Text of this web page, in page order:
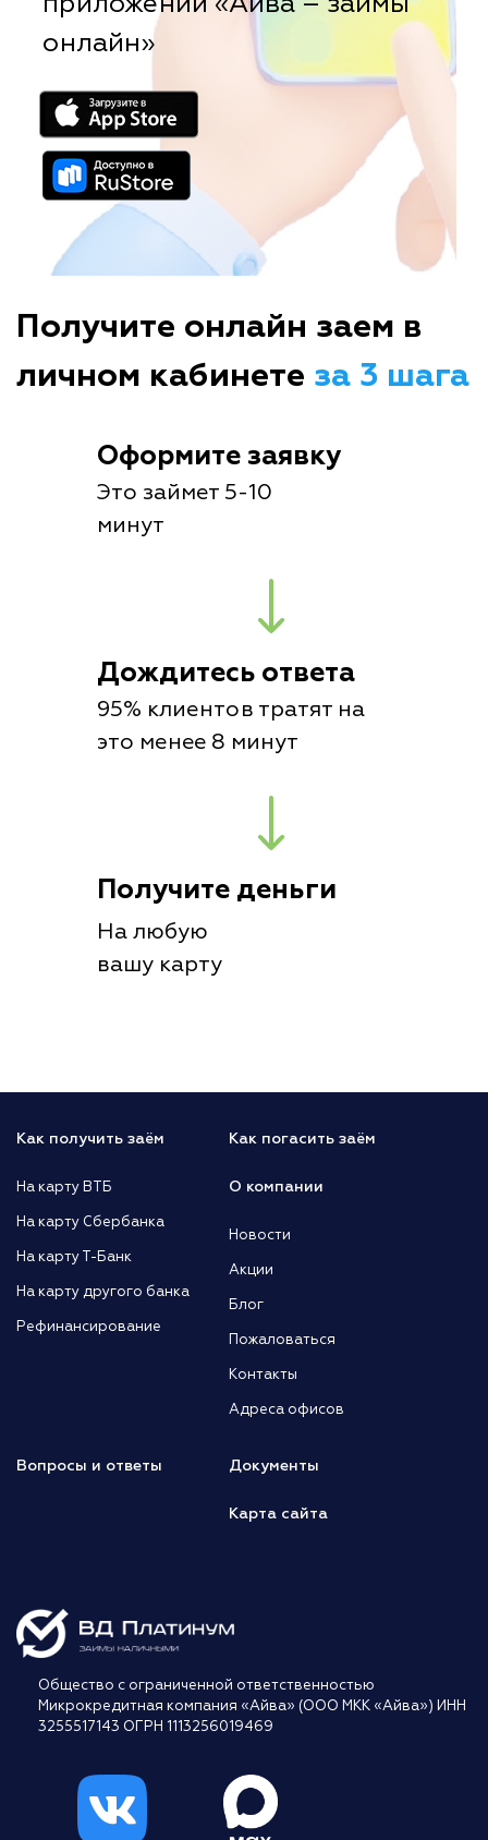
онлайн»
Получите онлайн заем в
личном кабинете за 3 шага
Оформите заявку
Это займет 5-10
минут
Дождитесь ответа
95% клиентов тратят на
это менее 8 минут
Получите деньги
На любую
вашу карту
Как получить заём
На карту ВТБ
На карту Сбербанка
На карту Т-Банк
На карту другого банка
Рефинансирование
Как погасить заём
О компании
Новости
Акции
Блог
Пожаловаться
Контакты
Адреса офисов
Вопросы и ответы Документы
Карта сайта
Общество с ограниченной ответственностью
Микрокредитная компания «Айва» (ООО МКК «Айва») ИНН
3255517143 ОГРН 1113256019469